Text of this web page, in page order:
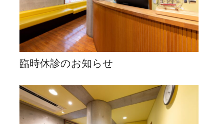
臨時休診のお知らせ